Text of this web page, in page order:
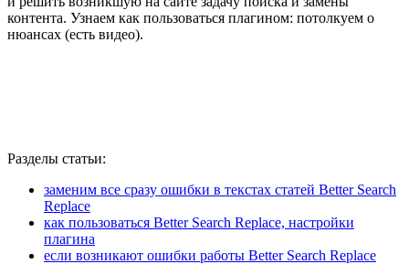
контента. Узнаем как пользоваться плагином: потолкуем о
нюансах (есть видео).
Разделы статьи:
заменим все сразу ошибки в текстах статей Better Search
Replace
как пользоваться Better Search Replace, настройки
плагина
если возникают ошибки работы Better Search Replace